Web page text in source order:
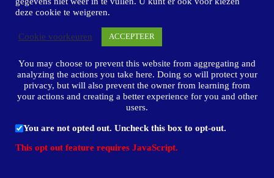
In de rij der provincies schaart zich een
twaalfde: Flevoland, met een eigen bestuur.
In het kader van de reorganisatie van de
rijksdienst wordt het aantal adviescommissies
drastisch verminderd.
Dat enkele structurele veranderingen tijd
deze cookie te weigeren.
Cookie voorkeuren ACCEPTEER
You may choose to prevent this website from aggregating and
analyzing the actions you take here. Doing so will protect your
privacy, but will also prevent the owner from learning from
your actions and creating a better experience for you and other
users.
You are not opted out. Uncheck this box to opt-out.
This opt out feature requires JavaScript.